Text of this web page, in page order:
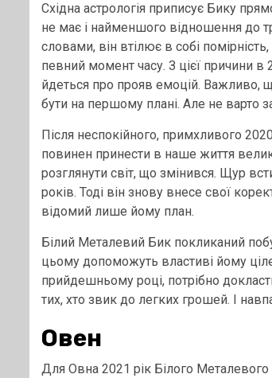
Східна астрологія приписує Бику
не має і найменшого відношення до
словами, він втілює в собі
певний момент часу. З цієї причини
йдеться про прояв емоцій. Важливо,
бути на першому плані. Але не варто
Після неспокійного, примхливого
повинен принести в наше життя
розглянути світ, що змінився. Щур
років. Тоді він знову внесе свої
відомий лише йому план.
Білий Металевий Бик покликаний
цьому допоможуть властиві йому
прийдешньому році, потрібно
тих, хто звик до легких грошей. І
Овен
Для Овна 2021 рік Білого